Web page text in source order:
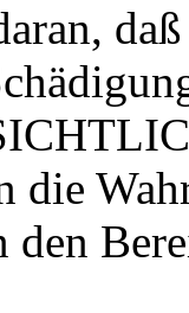
die
den